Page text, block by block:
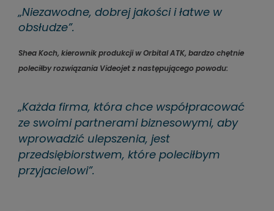
„Niezawodne, dobrej jakości i łatwe w
obsłudze”.
Shea Koch, kierownik produkcji w Orbital ATK, bardzo chętnie
poleciłby rozwiązania Videojet z następującego powodu:
„Każda firma, która chce współpracować
ze swoimi partnerami biznesowymi, aby
wprowadzić ulepszenia, jest
przedsiębiorstwem, które poleciłbym
przyjacielowi”.